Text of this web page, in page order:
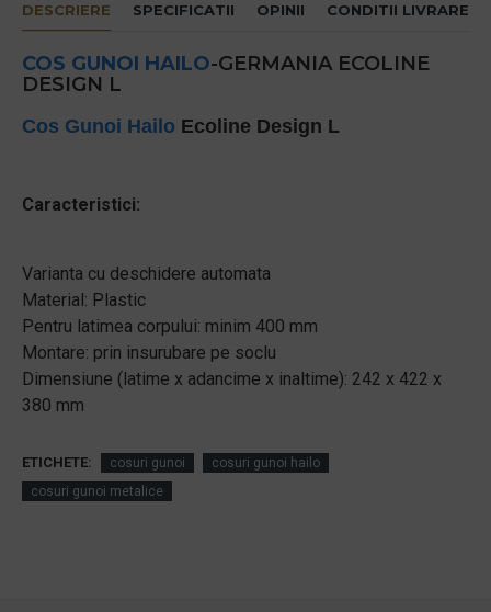
DESCRIERE SPECIFICATII OPINII CONDITII LIVRARE
COS GUNOI HAILO-GERMANIA ECOLINE
DESIGN L
Cos Gunoi Hailo Ecoline Design L
Caracteristici:
Varianta cu deschidere automata
Material: Plastic
Pentru latimea corpului: minim 400 mm
Montare: prin insurubare pe soclu
Dimensiune (latime x adancime x inaltime): 242 x 422 x
380 mm
ETICHETE: cosuri gunoi
cosuri gunoi hailo
cosuri gunoi metalice